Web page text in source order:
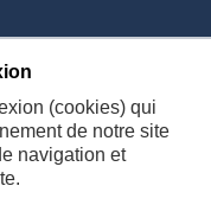
(cookies) qui
de notre site
navigation et
Consignes de sécurité